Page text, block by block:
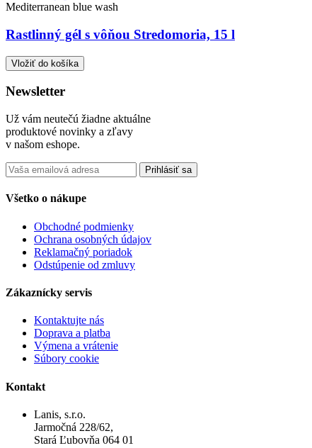
Mediterranean blue wash
Rastlinný gél s vôňou Stredomoria, 15 l
Vložiť do košíka
Newsletter
Už vám neutečú žiadne aktuálne
produktové novinky a zľavy
v našom eshope.
Prihlásiť sa
Všetko o nákupe
Obchodné podmienky
Ochrana osobných údajov
Reklamačný poriadok
Odstúpenie od zmluvy
Zákaznícky servis
Kontaktujte nás
Doprava a platba
Výmena a vrátenie
Súbory cookie
Kontakt
Lanis, s.r.o.
Jarmočná 228/62,
Stará Ľubovňa 064 01